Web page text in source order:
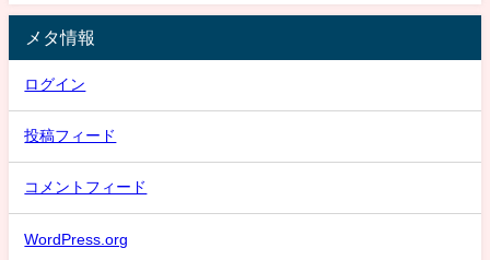
メタ情報
ログイン
投稿フィード
コメントフィード
WordPress.org